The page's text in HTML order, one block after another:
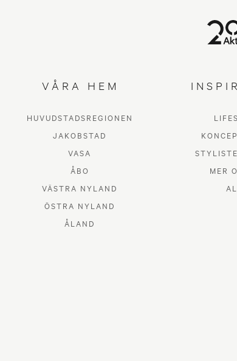
VÅRA HEM
HUVUDSTADSREGIONEN
JAKOBSTAD
VASA
ÅBO
VÄSTRA NYLAND
ÖSTRA NYLAND
ÅLAND
MER